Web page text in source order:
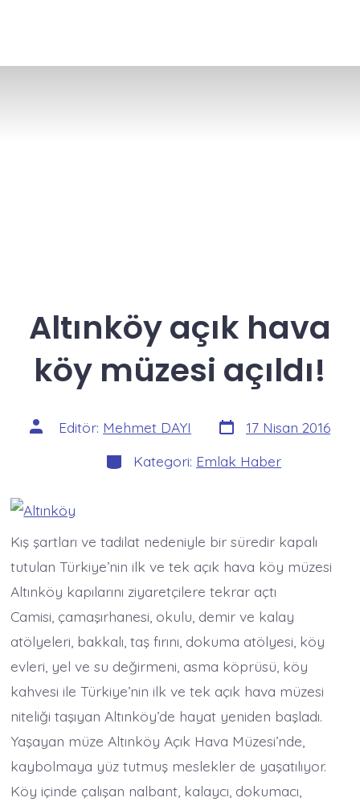
Altınköy açık hava
köy müzesi açıldı!
Yazının
yazarı
Editör: Mehmet DAYI Yazı
tarihi
17 Nisan 2016
Kategoriler
Kategori: Emlak Haber
Kış şartları ve tadilat nedeniyle bir süredir kapalı
tutulan Türkiye’nin ilk ve tek açık hava köy müzesi
Altınköy kapılarını ziyaretçilere tekrar açtı
Camisi, çamaşırhanesi, okulu, demir ve kalay
atölyeleri, bakkalı, taş fırını, dokuma atölyesi, köy
evleri, yel ve su değirmeni, asma köprüsü, köy
kahvesi ile Türkiye’nin ilk ve tek açık hava müzesi
niteliği taşıyan Altınköy’de hayat yeniden başladı.
Yaşayan müze Altınköy Açık Hava Müzesi’nde,
kaybolmaya yüz tutmuş meslekler de yaşatılıyor.
Köy içinde çalışan nalbant, kalaycı, dokumacı,